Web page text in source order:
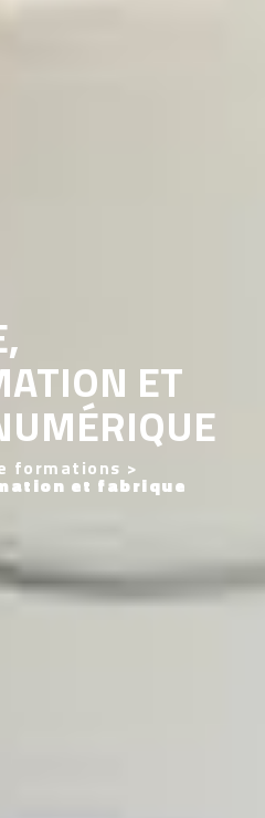
ET
formations >
et fabrique